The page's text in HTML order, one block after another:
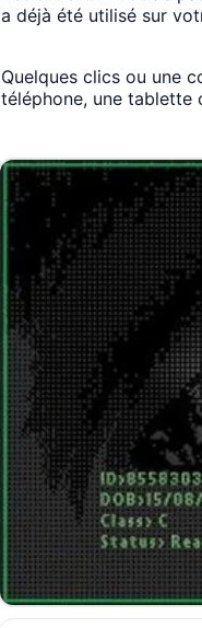
a déjà été utilisé sur
Quelques clics ou une
téléphone, une tablette